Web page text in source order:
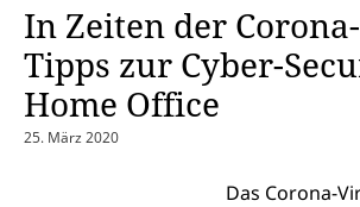
In Zeiten der
Tipps zur Cyber-
Home Office
25. März 2020
Das Corona-